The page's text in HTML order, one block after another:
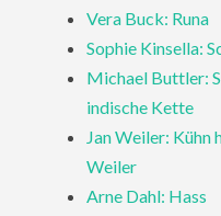
Vera Buck: Runa
Sophie Kinsella:
Michael Buttler:
indische Kette
Jan Weiler: Kühn
Weiler
Arne Dahl: Hass